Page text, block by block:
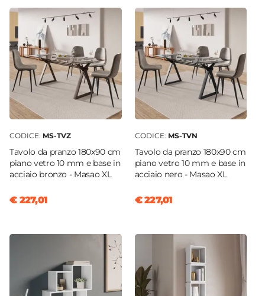
CODICE: MS-TVZ
Tavolo da pranzo 180x90 cm
piano vetro 10 mm e base in
acciaio bronzo - Masao XL
€ 227,01
CODICE: MS-TVN
Tavolo da pranzo 180x90 cm
piano vetro 10 mm e base in
acciaio nero - Masao XL
€ 227,01